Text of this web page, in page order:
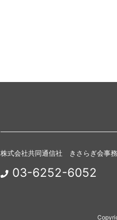
株式会社共同通信社 きさらぎ会事
03-6252-6052